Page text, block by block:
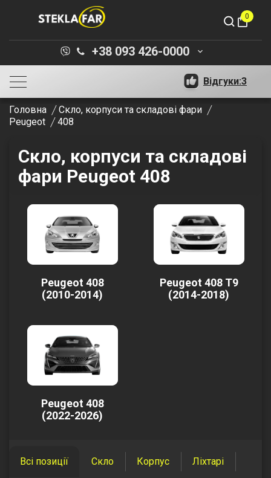
shopping_bag
0
+38 093 426-0000 keyboard_arrow_down
Відгуки:3
Головна
Скло, корпуси та складові фари
Peugeot
408
Скло, корпуси та складові
фари Peugeot 408
Peugeot 408
(2010-2014)
Peugeot 408 T9
(2014-2018)
Peugeot 408
(2022-2026)
Всі позиції Скло Корпус Ліхтарі